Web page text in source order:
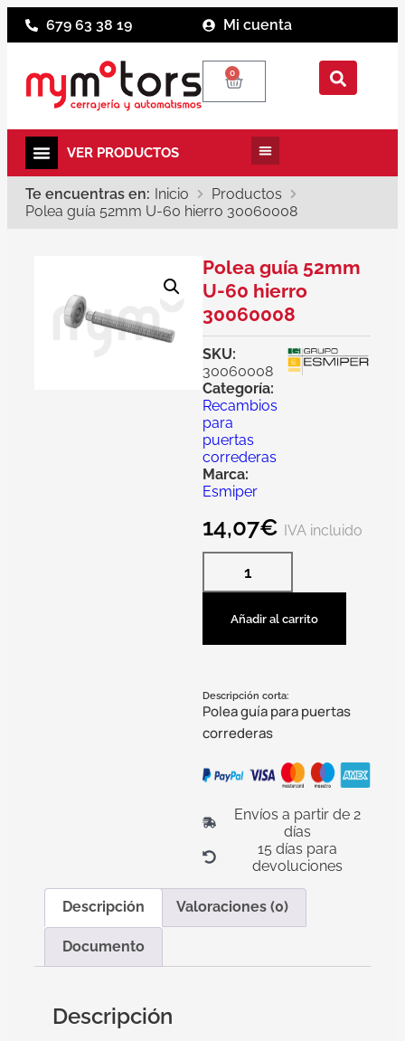
679 63 38 19 Mi cuenta
0
Te encuentras en: Inicio
Productos
Polea guía 52mm U-60 hierro 30060008
Polea guía 52mm
U-60 hierro
30060008
SKU:
30060008
Categoría:
Recambios
para
puertas
correderas
Marca:
Esmiper
14,07€ IVA incluido
Añadir al carrito
Descripción corta:
Polea guía para puertas
correderas
Envíos a partir de 2
días
15 días para
devoluciones
Descripción Valoraciones (0)
Documento
Descripción